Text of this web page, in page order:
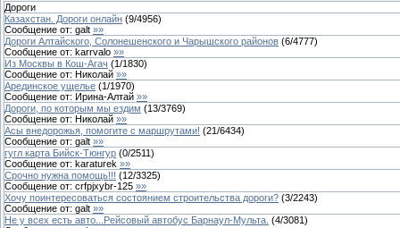
Дороги
Казахстан. Дороги онлайн (9/4956)
Сообщение от: galt »»
Дороги Алтайского, Солонешенского и Чарышского районов (6/4777)
Сообщение от: karrvalo »»
Из Москвы в Кош-Агач (1/1830)
Сообщение от: Николай »»
Арединское ущелье (1/1970)
Сообщение от: Ирина-Алтай »»
Дороги, по которым мы ездим (13/3769)
Сообщение от: Николай »»
Асы внедорожья, помогите с маршрутами! (21/6434)
Сообщение от: galt »»
гугл карта Бийск-Тюнгур (0/2511)
Сообщение от: karaturek »»
Срочно нужна помощь!!! (12/3325)
Сообщение от: crfpjxybr-125 »»
Хочу поинтересоваться состоянием строительства дороги? (3/2243)
Сообщение от: galt »»
Не у всех есть авто...Рейсовый автобус Барнаул-Мульта. (4/3081)